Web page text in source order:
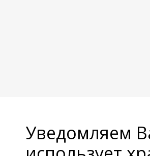
Уведомляем